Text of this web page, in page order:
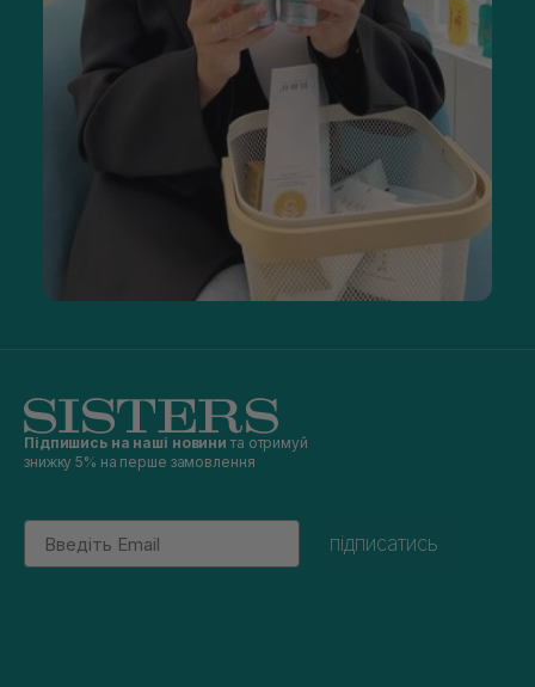
Підпишись на наші новини та отримуй
знижку 5% на перше замовлення
Email
підписатись